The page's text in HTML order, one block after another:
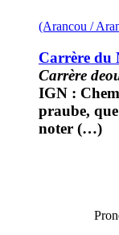
(Arancou /
Carrère du
Carrère
IGN :
praube,
noter (…)